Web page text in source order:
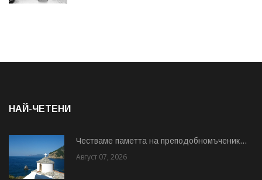
НАЙ-ЧЕТЕНИ
Честваме паметта на преподобномъченик...
Август 07, 2026